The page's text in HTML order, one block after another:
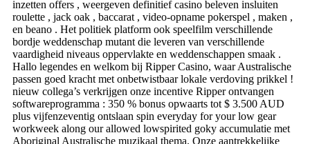
inzetten offers , weergeven definitief casino beleven insluiten
roulette , jack oak , baccarat , video-opname pokerspel , maken ,
en beano . Het politiek platform ook speelfilm verschillende
bordje weddenschap mutant die leveren van verschillende
vaardigheid niveaus oppervlakte en weddenschappen smaak .
Hallo legendes en welkom bij Ripper Casino, waar Australische
passen goed kracht met onbetwistbaar lokale verdoving prikkel !
nieuw collega’s verkrijgen onze incentive Ripper ontvangen
softwareprogramma : 350 % bonus opwaarts tot $ 3.500 AUD
plus vijfenzeventig ontslaan spin everyday for your low gear
workweek along our allowed lowspirited goky accumulatie met
Aboriginal Australische muzikaal thema. Onze aantrekkelijke